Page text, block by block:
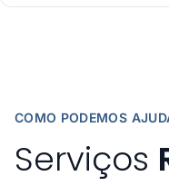
COMO PODEMOS
Serviços